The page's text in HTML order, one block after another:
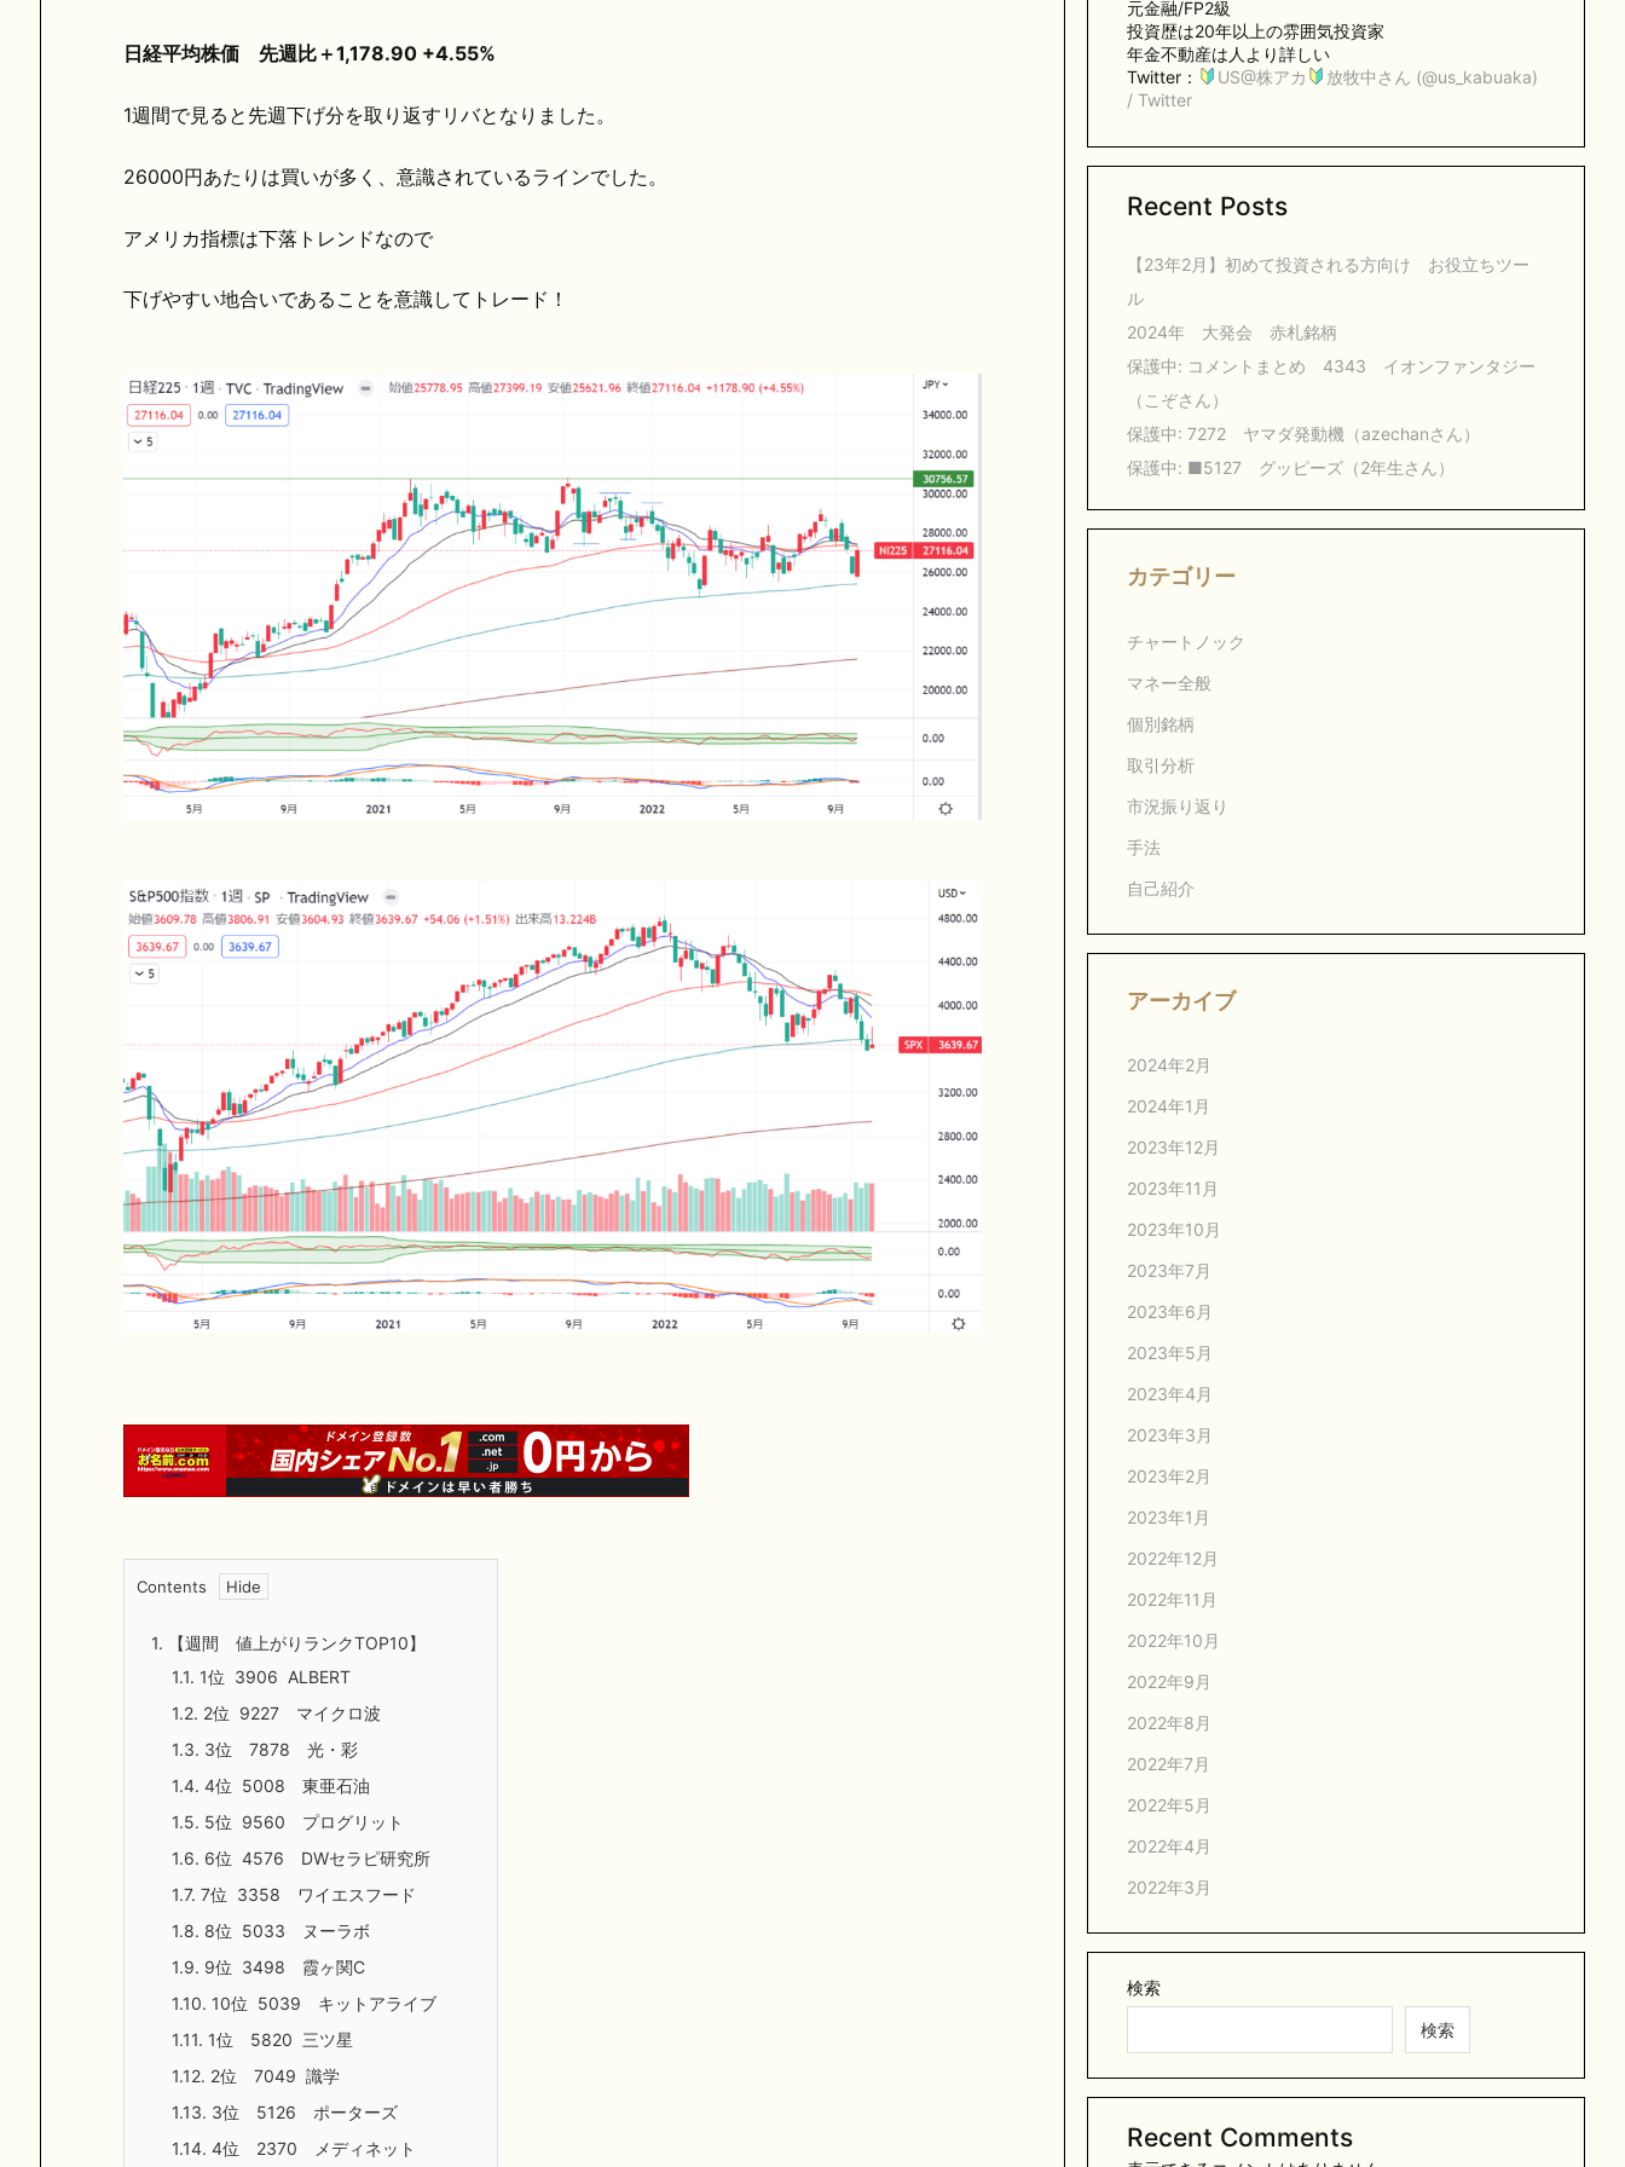
日経平均株価 先週比＋1,178.90 +4.55%
1週間で見ると先週下げ分を取り返すリバとなりました。
26000円あたりは買いが多く、意識されているラインでした。
アメリカ指標は下落トレンドなので
下げやすい地合いであることを意識してトレード！
Contents
1. 【週間 値上がりランクTOP10】
1.1. 1位 3906 ALBERT
1.2. 2位 9227 マイクロ波
1.3. 3位 7878 光・彩
1.4. 4位 5008 東亜石油
1.5. 5位 9560 プログリット
1.6. 6位 4576 DWセラピ研究所
1.7. 7位 3358 ワイエスフード
1.8. 8位 5033 ヌーラボ
1.9. 9位 3498 霞ヶ関C
1.10. 10位 5039 キットアライブ
1.11. 1位 5820 三ツ星
1.12. 2位 7049 識学
1.13. 3位 5126 ポーターズ
1.14. 4位 2370 メディネット
元金融/FP2級
投資歴は20年以上の雰囲気投資家
年金不動産は人より詳しい
Twitter：
US@株アカ
放牧中さん (@us_kabuaka)
/ Twitter
Recent Posts
【23年2月】初めて投資される方向け お役立ちツー
ル
2024年 大発会 赤札銘柄
保護中: コメントまとめ 4343 イオンファンタジー
（こぞさん）
保護中: 7272 ヤマダ発動機（azechanさん）
保護中: ■5127 グッピーズ（2年生さん）
カテゴリー
チャートノック
マネー全般
個別銘柄
取引分析
市況振り返り
手法
自己紹介
アーカイブ
2024年2月
2024年1月
2023年12月
2023年11月
2023年10月
2023年7月
2023年6月
2023年5月
2023年4月
2023年3月
2023年2月
2023年1月
2022年12月
2022年11月
2022年10月
2022年9月
2022年8月
2022年7月
2022年5月
2022年4月
2022年3月
検索
検索
Recent Comments